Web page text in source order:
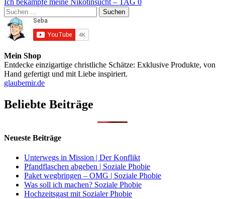
Suchen
nach:
Mein Shop
Entdecke einzigartige christliche Schätze: Exklusive Produkte, von
Hand gefertigt und mit Liebe inspiriert.
glaubemir.de
Beliebte Beiträge
Neueste Beiträge
Unterwegs in Mission | Der Konflikt
Pfandflaschen abgeben | Soziale Phobie
Paket wegbringen – OMG | Soziale Phobie
Was soll ich machen? Soziale Phobie
Hochzeitsgast mit Sozialer Phobie